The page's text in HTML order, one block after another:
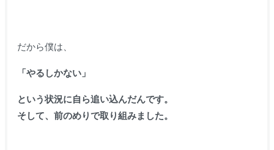
だから僕は、
「やるしかない」
という状況に自ら追い込んだんです。
そして、前のめりで取り組みました。